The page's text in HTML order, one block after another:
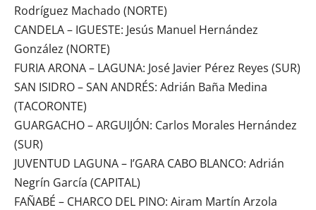
Rodríguez Machado (NORTE)
CANDELA – IGUESTE: Jesús Manuel Hernández
González (NORTE)
FURIA ARONA – LAGUNA: José Javier Pérez Reyes (SUR)
SAN ISIDRO – SAN ANDRÉS: Adrián Baña Medina
(TACORONTE)
GUARGACHO – ARGUIJÓN: Carlos Morales Hernández
(SUR)
JUVENTUD LAGUNA – I’GARA CABO BLANCO: Adrián
Negrín García (CAPITAL)
FAÑABÉ – CHARCO DEL PINO: Airam Martín Arzola